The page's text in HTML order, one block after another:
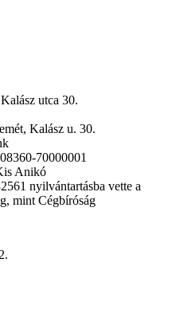
utca 30.
Kalász u. 30.
70000001
Anikó
nyilvántartásba vette a
mint Cégbíróság